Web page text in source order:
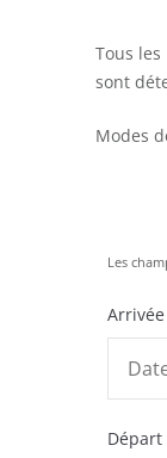
Tous
sont
Modes
Les
Arrivée
Départ